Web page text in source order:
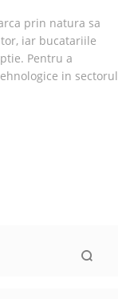
prin natura sa
iar bucatariile
Pentru a
in sectorul
va